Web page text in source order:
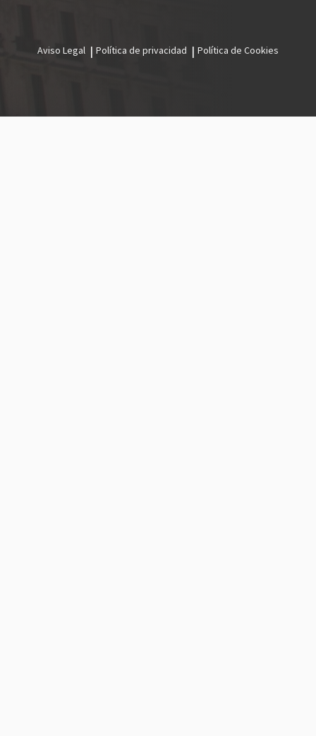
legal
Aviso Legal Política de privacidad Política de Cookies